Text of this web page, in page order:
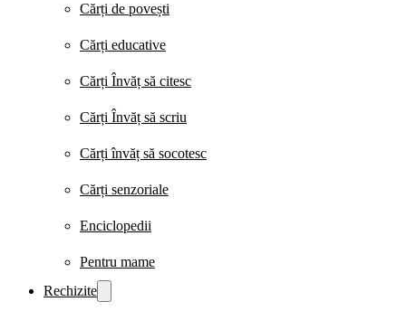
Cărți de povești
Cărți educative
Cărți Învăț să citesc
Cărți Învăț să scriu
Cărți învăț să socotesc
Cărți senzoriale
Enciclopedii
Pentru mame
Rechizite